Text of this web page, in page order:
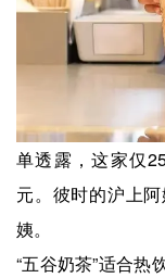
单透露，这家仅
元。彼时的沪上
姨。
“五谷奶茶”适合热